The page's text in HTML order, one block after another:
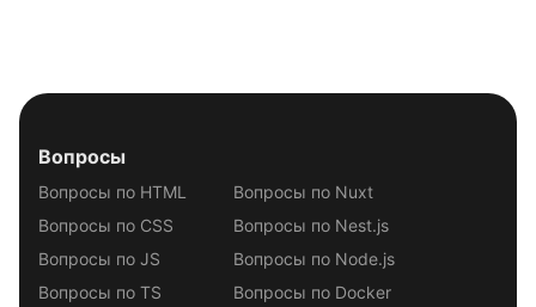
Вопросы
Вопросы по HTML
Вопросы по CSS
Вопросы по JS
Вопросы по TS
Вопросы по Nuxt
Вопросы по Nest.js
Вопросы по Node.js
Вопросы по Docker